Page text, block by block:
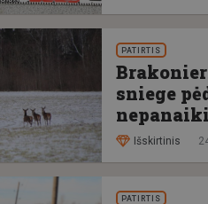
PATIRTIS
sniege
Išskirtinis
PATIRTIS